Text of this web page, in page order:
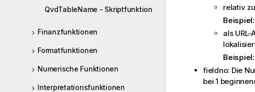
QvdTableName - Skriptfunktion
Finanzfunktionen
Formatfunktionen
Numerische Funktionen
Interpretationsfunktionen
relativ
Beispiel:
als URL-
Beispiel:
fieldno: Die
bei 1